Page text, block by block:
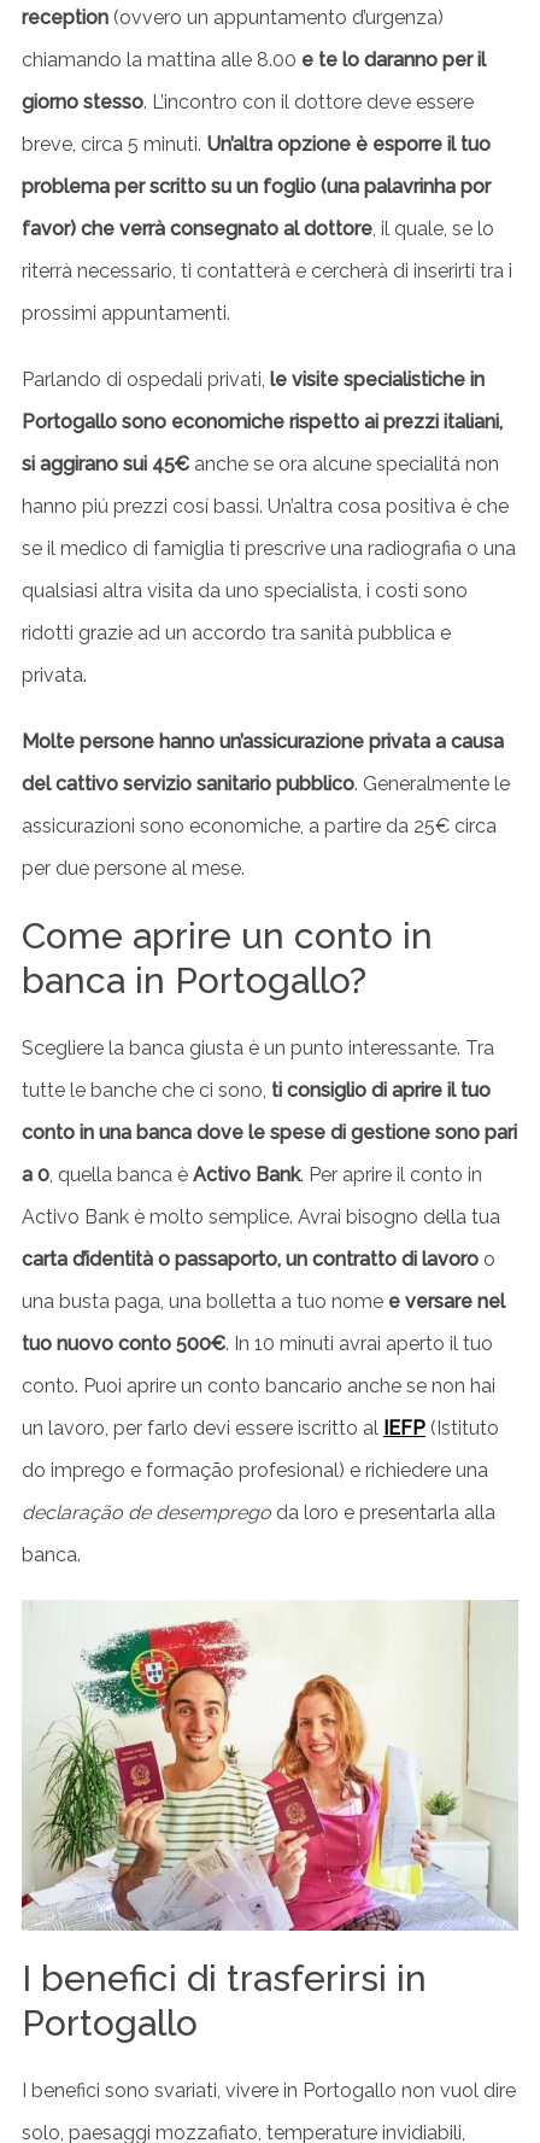
reception (ovvero un appuntamento d’urgenza)
chiamando la mattina alle 8.00 e te lo daranno per il
giorno stesso. L’incontro con il dottore deve essere
breve, circa 5 minuti. Un’altra opzione è esporre il tuo
problema per scritto su un foglio (una palavrinha por
favor) che verrà consegnato al dottore, il quale, se lo
riterrà necessario, ti contatterà e cercherà di inserirti tra i
prossimi appuntamenti.
Parlando di ospedali privati, le visite specialistiche in
Portogallo sono economiche rispetto ai prezzi italiani,
si aggirano sui 45€anche se ora alcune specialitá non
hanno piú prezzi cosí bassi. Un’altra cosa positiva è che
se il medico di famiglia ti prescrive una radiografia o una
qualsiasi altra visita da uno specialista, i costi sono
ridotti grazie ad un accordo tra sanità pubblica e
privata.
Molte persone hanno un’assicurazione privata a causa
del cattivo servizio sanitario pubblico. Generalmente le
assicurazioni sono economiche, a partire da 25€ circa
per due persone al mese.
Come aprire un conto in
banca in Portogallo?
Scegliere la banca giusta è un punto interessante. Tra
tutte le banche che ci sono, ti consiglio di aprire il tuo
conto in una banca dove le spese di gestione sono pari
a 0, quella banca è Activo Bank. Per aprire il conto in
Activo Bank è molto semplice. Avrai bisogno della tua
carta d’identità o passaporto, un contratto di lavoroo
una busta paga, una bolletta a tuo nomee versare nel
tuo nuovo conto 500€. In 10 minuti avrai aperto il tuo
conto. Puoi aprire un conto bancario anche se non hai
un lavoro, per farlo devi essere iscritto al IEFP(Istituto
do imprego e formação profesional) e richiedere una
declaração de desempregoda loro e presentarla alla
banca.
I benefici di trasferirsi in
Portogallo
I benefici sono svariati, vivere in Portogallo non vuol dire
solo, paesaggi mozzafiato, temperature invidiabili,
c
h
f
: